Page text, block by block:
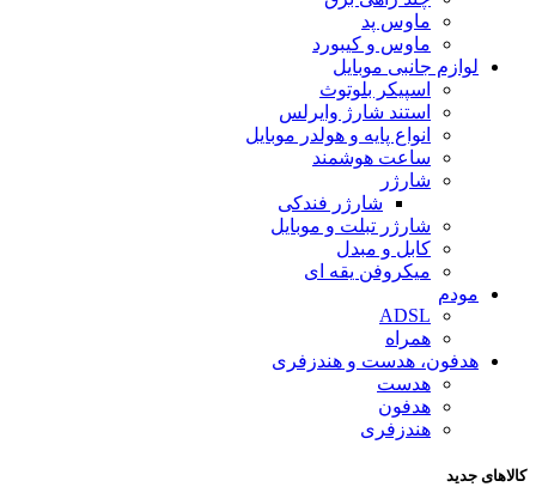
ماوس پد
ماوس و کیبورد
لوازم جانبی موبایل
اسپیکر بلوتوث
استند شارژ وایرلس
انواع پایه و هولدر موبایل
ساعت هوشمند
شارژر
شارژر فندکی
شارژر تبلت و موبایل
کابل و مبدل
میکروفن یقه ای
مودم
ADSL
همراه
هدفون، هدست و هندزفری
هدست
هدفون
هندزفری
کالاهای جدید